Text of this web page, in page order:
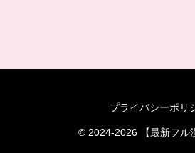
プライバシーポリ
© 2024-2026 【最新フル